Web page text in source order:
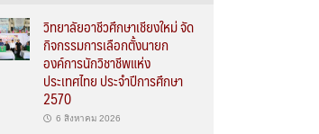
วิทยาลัยอาชีวศึกษาเชียงใหม่ จัด
กิจกรรมการเลือกตั้งนายก
องค์การนักวิชาชีพแห่ง
ประเทศไทย ประจำปีการศึกษา
2570
6 สิงหาคม 2026